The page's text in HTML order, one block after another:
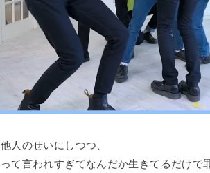
人のせいにしつつ、
て言われすぎてなんだか生きてるだけで